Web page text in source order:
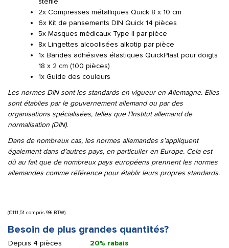
2x Compresses métalliques Quick 8 x 10 cm
6x Kit de pansements DIN Quick 14 pièces
5x Masques médicaux Type II par pièce
8x Lingettes alcoolisées alkotip par pièce
1x Bandes adhésives élastiques QuickPlast pour doigts
18 x 2 cm (100 pièces)
1x Guide des couleurs
Les normes DIN sont les standards en vigueur en Allemagne. Elles
sont établies par le gouvernement allemand ou par des
organisations spécialisées, telles que l’Institut allemand de
normalisation (DIN).
Dans de nombreux cas, les normes allemandes s’appliquent
également dans d’autres pays, en particulier en Europe. Cela est
dû au fait que de nombreux pays européens prennent les normes
allemandes comme référence pour établir leurs propres standards.
(€111,51 compris 9% BTW)
Besoin de plus grandes quantités?
Depuis 4 pièces 20% rabais